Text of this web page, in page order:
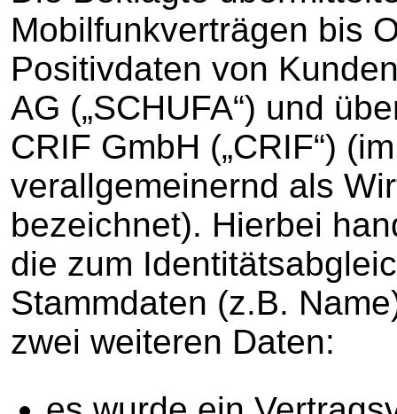
Mobilfunkverträgen bis
Positivdaten von
AG („SCHUFA“) und
CRIF GmbH („CRIF“)
verallgemeinernd als
bezeichnet). Hierbei
die zum
Stammdaten (z.B.
zwei weiteren Daten: